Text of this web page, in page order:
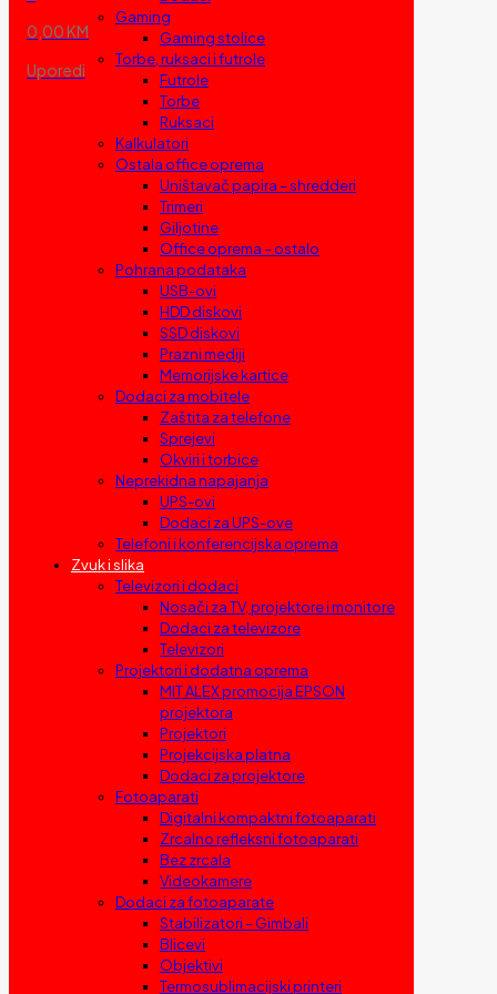
0,00 KM
Uporedi
Gaming
Gaming stolice
Torbe, ruksaci i futrole
Futrole
Torbe
Ruksaci
Kalkulatori
Ostala office oprema
Uništavač papira – shredderi
Trimeri
Giljotine
Office oprema – ostalo
Pohrana podataka
USB-ovi
HDD diskovi
SSD diskovi
Prazni mediji
Memorijske kartice
Dodaci za mobitele
Zaštita za telefone
Sprejevi
Okviri i torbice
Neprekidna napajanja
UPS-ovi
Dodaci za UPS-ove
Telefoni i konferencijska oprema
Zvuk i slika
Televizori i dodaci
Nosači za TV, projektore i monitore
Dodaci za televizore
Televizori
Projektori i dodatna oprema
MIT ALEX promocija EPSON
projektora
Projektori
Projekcijska platna
Dodaci za projektore
Fotoaparati
Digitalni kompaktni fotoaparati
Zrcalno refleksni fotoaparati
Bez zrcala
Videokamere
Dodaci za fotoaparate
Stabilizatori – Gimbali
Blicevi
Objektivi
Termosublimacijski printeri